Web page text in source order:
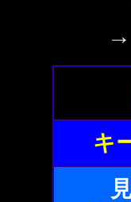
→
キ